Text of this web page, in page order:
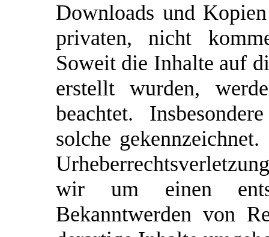
Downloads und
privaten, nicht
Soweit die Inhalte auf
erstellt wurden,
beachtet.
solche
wir um einen
Bekanntwerden von